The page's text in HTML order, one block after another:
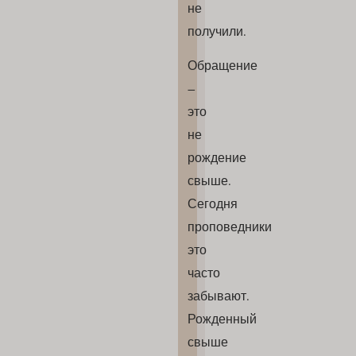
не
получили.
Обращение
–
это
не
рождение
свыше.
Сегодня
проповедники
это
часто
забывают.
Рожденный
свыше